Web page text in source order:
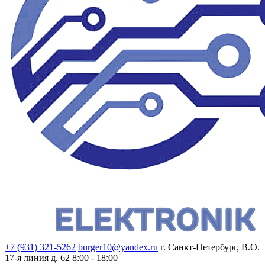
+7 (931) 321-5262 burger10@yandex.ru г. Санкт-Петербург, В.О.
17-я линия д. 62 8:00 - 18:00